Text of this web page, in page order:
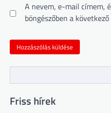
A nevem, e-mail címem,
böngészőben a
Friss hírek